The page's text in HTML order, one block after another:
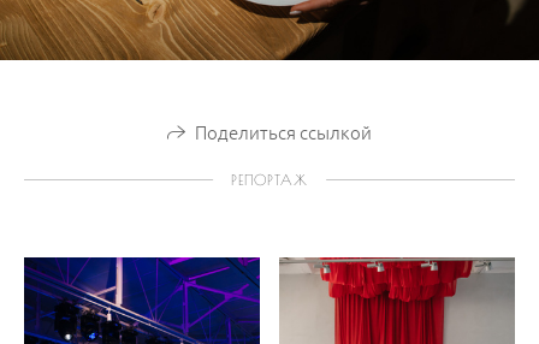
Поделиться ссылкой
РЕПОРТАЖ